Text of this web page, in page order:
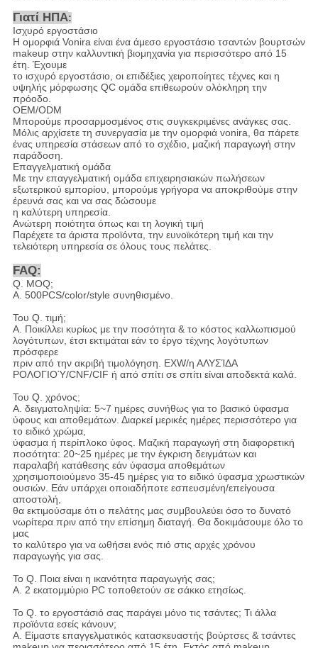
Γιατί ΗΠΑ:
Ισχυρό εργοστάσιο
Η ομορφιά Vonira είναι ένα άμεσο εργοστάσιο τσαντών βουρτσών
makeup στην καλλυντική βιομηχανία για περισσότερο από 15
έτη. Έχουμε
το ισχυρό εργοστάσιο, οι επιδέξιες χειροποίητες τέχνες και η
υψηλής μόρφωσης QC ομάδα επιθεωρούν ολόκληρη την
πρόοδο.
OEM/ODM
Μπορούμε προσαρμοσμένος στις συγκεκριμένες ανάγκες σας.
Μόλις αρχίσετε τη συνεργασία με την ομορφιά vonira, θα πάρετε
ένας υπηρεσία στάσεων από το σχέδιο, μαζική παραγωγή στην
παράδοση.
Επαγγελματική ομάδα
Με την επαγγελματική ομάδα επιχειρησιακών πωλήσεων
εξωτερικού εμπορίου, μπορούμε γρήγορα να αποκριθούμε στην
έρευνά σας και να σας δώσουμε
η καλύτερη υπηρεσία.
Ανώτερη ποιότητα όπως και τη λογική τιμή
Παρέχετε τα άριστα προϊόντα, την ευνοϊκότερη τιμή και την
τελειότερη υπηρεσία σε όλους τους πελάτες.
FAQ:
Q. MOQ;
Α. 500PCS/color/style συνηθισμένο.
Του Q. τιμή;
Α. Ποικίλλει κυρίως με την ποσότητα & το κόστος καλλωπισμού
λογότυπων, έτσι εκτιμάται εάν το έργο τέχνης λογότυπων
πρόσφερε
πριν από την ακριβή τιμολόγηση. EXW/η ΑΛΥΣΊΔΑ
ΡΟΛΟΓΙΟΎ/CNF/CIF ή από σπίτι σε σπίτι είναι αποδεκτά καλά.
Του Q. χρόνος;
Α. δειγματοληψία: 5~7 ημέρες συνήθως για το βασικό ύφασμα
ύφους και αποθεμάτων. Διαρκεί μερικές ημέρες περισσότερο για
το ειδικό χρώμα,
ύφασμα ή περίπλοκο ύφος. Μαζική παραγωγή στη διαφορετική
ποσότητα: 20~25 ημέρες με την έγκριση δειγμάτων και
παραλαβή κατάθεσης εάν ύφασμα αποθεμάτων
χρησιμοποιούμενο 35-45 ημέρες για το ειδικό ύφασμα χρωστικών
ουσιών. Εάν υπάρχει οποιαδήποτε εσπευσμένη/επείγουσα
αποστολή,
θα εκτιμούσαμε ότι ο πελάτης μας συμβουλεύει όσο το δυνατό
νωρίτερα πριν από την επίσημη διαταγή. Θα δοκιμάσουμε όλο το
μας
το καλύτερο για να ωθήσει ενός πιό στις αρχές χρόνου
παραγωγής για σας.
Το Q. Ποια είναι η ικανότητα παραγωγής σας;
Α. 2 εκατομμύριο PC τοποθετούν σε σάκκο ετησίως.
Το Q. το εργοστάσιό σας παράγει μόνο τις τσάντες; Τι άλλα
προϊόντα εσείς κάνουν;
Α. Είμαστε επαγγελματικός κατασκευαστής βούρτσες & τσάντες